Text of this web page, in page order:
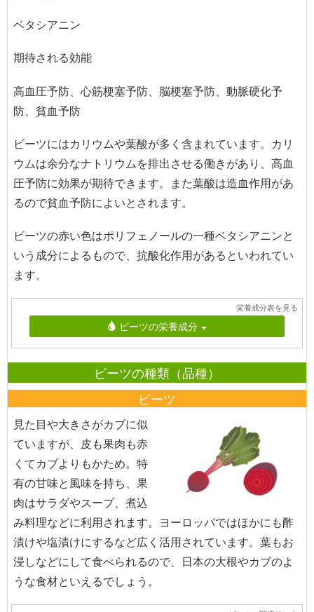
ベタシアニン
期待される効能
高血圧予防、心筋梗塞予防、脳梗塞予防、動脈硬化予
防、貧血予防
ビーツにはカリウムや葉酸が多く含まれています。カリ
ウムは余分なナトリウムを排出させる働きがあり、高血
圧予防に効果が期待できます。また葉酸は造血作用があ
るので貧血予防によいとされます。
ビーツの赤い色はポリフェノールの一種ベタシアニンと
いう成分によるもので、抗酸化作用があるといわれてい
ます。
栄養成分表を見る
ビーツの栄養成分
ビーツの種類（品種）
ビーツ
見た目や大きさがカブに似
ていますが、皮も果肉も赤
くてカブよりもかため。特
有の甘味と風味を持ち、果
肉はサラダやスープ、煮込
み料理などに利用されます。ヨーロッパではほかにも酢
漬けや塩漬けにするなど広く活用されています。葉もお
浸しなどにして食べられるので、日本の大根やカブのよ
うな食材といえるでしょう。